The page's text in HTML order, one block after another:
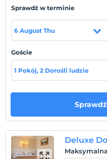
Zasady hotelu
Zameldować się
Po 14:00
Zwierzęta
Palenie
Zakaz palenia w pokoju
Sprawdź w terminie
6 August Thu
Goście
1 Pokój, 2 Dorośli ludzie
Deluxe